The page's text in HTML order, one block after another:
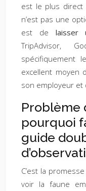
est le plus direct
n’est pas une
est de laisser
TripAdvisor,
spécifiquement
excellent moyen
son employeur et
Problème
pourquoi
guide
C’est la
voir la faune